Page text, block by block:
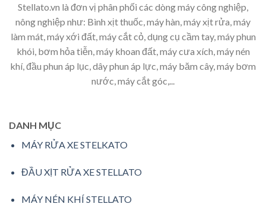
Stellato.vn là đơn vị phân phối các dòng máy công nghiệp,
nông nghiệp như: Bình xịt thuốc, máy hàn, máy xịt rửa, máy
làm mát, máy xới đất, máy cắt cỏ, dụng cụ cầm tay, máy phun
khói, bơm hỏa tiễn, máy khoan đất, máy cưa xích, máy nén
khí, đầu phun áp lục, dây phun áp lực, máy băm cây, máy bơm
nước, máy cắt góc,...
DANH MỤC
MÁY RỬA XE STELKATO
ĐẦU XỊT RỬA XE STELLATO
MÁY NÉN KHÍ STELLATO